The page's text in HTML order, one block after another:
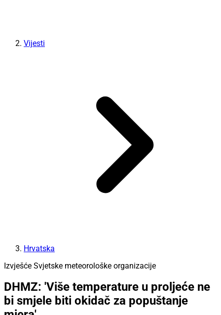
Vijesti
Hrvatska
Izvješće Svjetske meteorološke organizacije
DHMZ: 'Više temperature u proljeće ne
bi smjele biti okidač za popuštanje